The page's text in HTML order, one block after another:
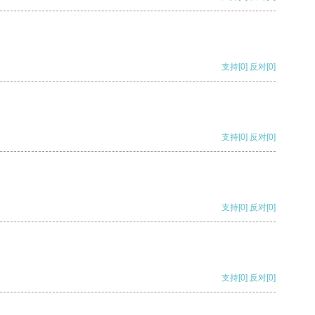
支持[0] 反对[0]
支持[0] 反对[0]
支持[0] 反对[0]
支持[0] 反对[0]